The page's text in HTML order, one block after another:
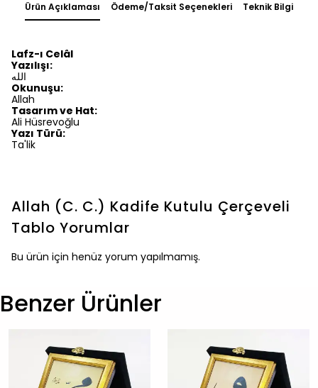
Ürün Açıklaması Ödeme/Taksit Seçenekleri Teknik Bilgi
Lafz-ı Celâl
Yazılışı:
الله
Okunuşu:
Allah
Tasarım ve Hat:
Ali Hüsrevoğlu
Yazı Türü:
Ta'lik
Allah (C. C.) Kadife Kutulu Çerçeveli
Tablo Yorumlar
Bu ürün için henüz yorum yapılmamış.
Benzer Ürünler